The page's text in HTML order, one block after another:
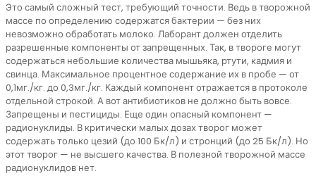
Это самый сложный тест, требующий точности. Ведь в творожной
массе по определению содержатся бактерии — без них
невозможно обработать молоко. Лаборант должен отделить
разрешенные компоненты от запрещенных. Так, в твороге могут
содержаться небольшие количества мышьяка, ртути, кадмия и
свинца. Максимальное процентное содержание их в пробе — от
0,1мг./кг. до 0,3мг./кг. Каждый компонент отражается в протоколе
отдельной строкой. А вот антибиотиков не должно быть вовсе.
Запрещены и пестициды. Еще один опасный компонент —
радионуклиды. В критически малых дозах творог может
содержать только цезий (до 100 Бк/л) и стронций (до 25 Бк/л). Но
этот творог — не высшего качества. В полезной творожной массе
радионуклидов нет.